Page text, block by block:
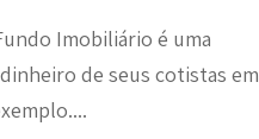
Imobiliário é uma
de seus cotistas em